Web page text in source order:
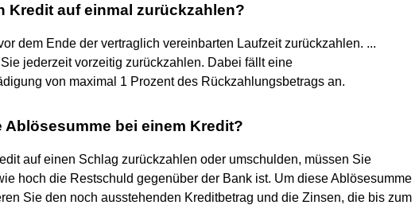
Kredit auf einmal zurückzahlen?
dem Ende der vertraglich vereinbarten Laufzeit zurückzahlen. ...
jederzeit vorzeitig zurückzahlen. Dabei fällt eine
von maximal 1 Prozent des Rückzahlungsbetrags an.
Ablösesumme bei einem Kredit?
auf einen Schlag zurückzahlen oder umschulden, müssen Sie
hoch die Restschuld gegenüber der Bank ist. Um diese Ablösesumme
Sie den noch ausstehenden Kreditbetrag und die Zinsen, die bis zum